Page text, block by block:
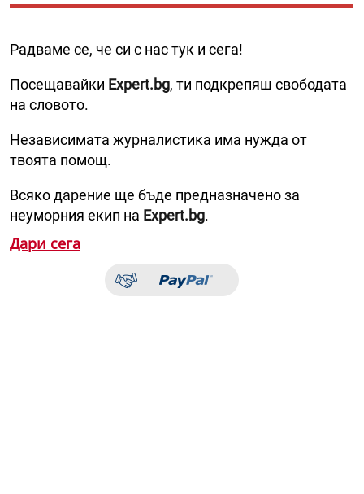
Радваме се, че си с нас тук и сега!
Посещавайки Expert.bg, ти подкрепяш свободата
на словото.
Независимата журналистика има нужда от
твоята помощ.
Всяко дарение ще бъде предназначено за
неуморния екип на Expert.bg.
Дари сега